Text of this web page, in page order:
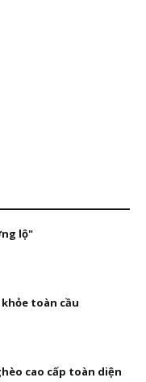
lộ"
khỏe toàn cầu
cao cấp toàn diện